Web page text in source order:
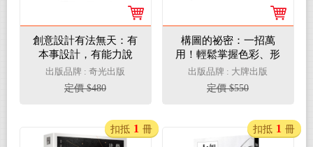
創意設計有法無天：有
本事設計，有能力說
服，更有創意造反，打
破規則不設限
出版品牌 : 奇光出版
定價 $480
構圖的祕密：一招萬
用！輕鬆掌握色彩、形
狀、平衡、明暗對比、
視線引導，從此再也沒
有「好像哪裡不對勁」
設計都適用
出版品牌 : 大牌出版
定價 $550
扣抵 1 冊 扣抵 1 冊